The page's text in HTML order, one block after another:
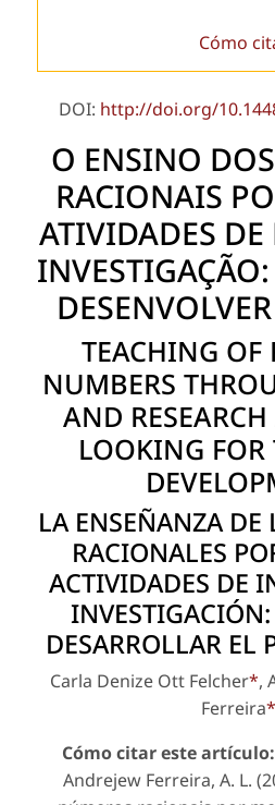
Cómo
DOI: http://doi.org/
O ENSINO
RACIONAIS
ATIVIDADES DE
TEACHING OF
NUMBERS
AND
LOOKING
LA ENSEÑANZA DE
RACIONALES
ACTIVIDADES DE
DESARROLLAR EL
Carla Denize Ott Felcher*,
Ferreira
Cómo citar este artículo:
Andrejew Ferreira, A. L.